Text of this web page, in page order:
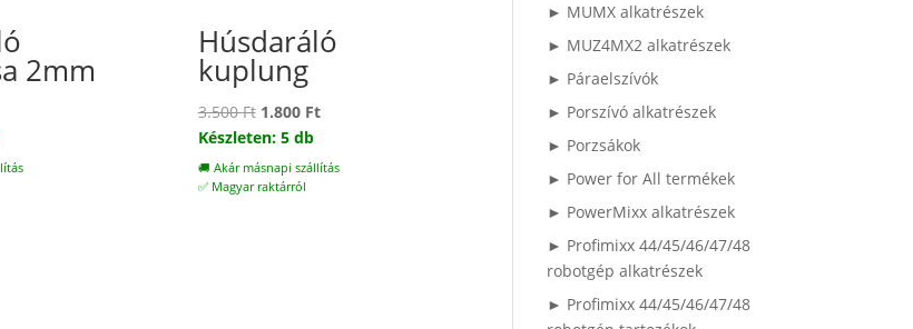
2mm
Húsdaráló
kuplung
3.500Ft Original
price
was:
3.500 Ft.
1.800 FtCurrent
is:
Készleten: 5 db
🚚 Akár másnapi szállítás
✅ Magyar raktárról
► MUMX alkatrészek
► MUZ4MX2 alkatrészek
► Páraelszívók
► Porszívó alkatrészek
► Porzsákok
► Power for All termékek
► PowerMixx alkatrészek
► Profimixx 44/45/46/47/48
robotgép alkatrészek
► Profimixx 44/45/46/47/48